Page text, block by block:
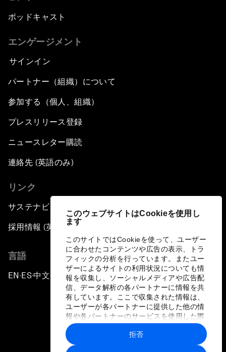
このウェブサイトはCookieを使用し
ます
このサイトではCookieを使って、ユーザー
に合わせたコンテンツや広告の表示、トラ
フィックの分析を行っています。またユー
ザーによるサイトの利用状況についても情
報を収集し、ソーシャルメディアや広告配
信、データ解析の各パートナーに情報を共
有しています。ここで収集された情報は、
ユーザーが各パートナーに提供した他の情
報や各パートナーのサービスを使用した際
に収集された情報と組み合わされ、各パー
トナーによって使用されることがありま
す。
拒否
ポッドキャスト
エンゲージメント
サインイン
パートナー（組織）について
参加する（個人、組織）
プレスリリース登録
ニュースレター購読
連絡先 (英語のみ)
リンク
サステナビリティへの取り組み
採用情報 (英語のみ)
言語
EN ▪ES▪中文▪ 日本語
プライバシーポリシーと利用規約